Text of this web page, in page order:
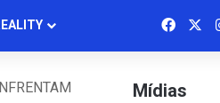
Mídias